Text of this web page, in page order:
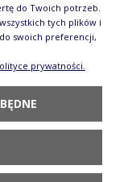
197,90 zł
do Twoich potrzeb.
tych plików i
swoich preferencji,
prywatności.